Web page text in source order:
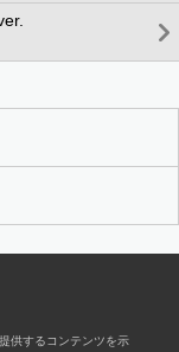
供するコンテンツを示